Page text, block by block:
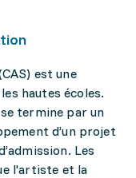
est une
hautes écoles.
termine par un
d’un projet
Les
l'artiste et la